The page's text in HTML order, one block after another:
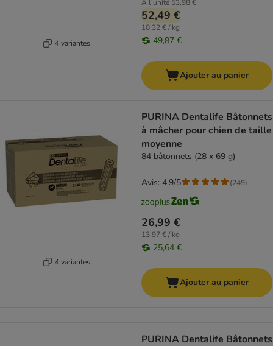
4 variantes
À l'unité 53,98 €
52,49 €
10,32 € / kg
49,87 €
Ajouter au panier
4 variantes
PURINA Dentalife Bâtonnets
à mâcher pour chien de taille
moyenne
84 bâtonnets (28 x 69 g)
26,99 €
13,97 € / kg
25,64 €
Avis: 4.9/5 (249)
Ajouter au panier
PURINA Dentalife Bâtonnets